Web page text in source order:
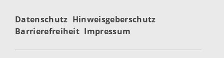
Datenschutz Hinweisgeberschutz
Barrierefreiheit Impressum